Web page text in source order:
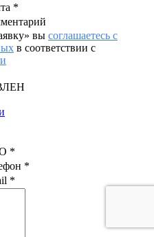
*
вы соглашаетесь с
в соответствии с
*
*
*